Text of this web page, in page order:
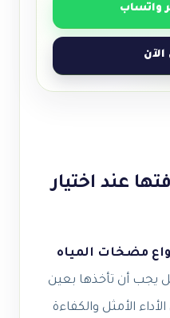
واتساب
عند اختيار
مضخات المياه
يجب أن تأخذها بعين
الأمثل والكفاءة